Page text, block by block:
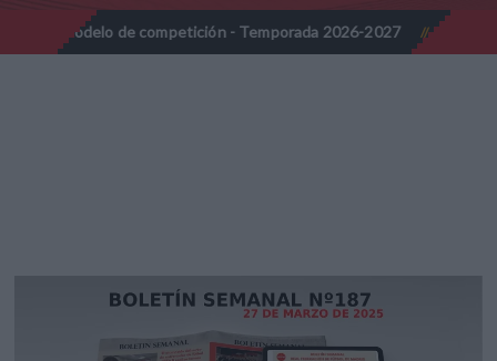
de competición - Temporada 2026-2027 // Nota Informativa